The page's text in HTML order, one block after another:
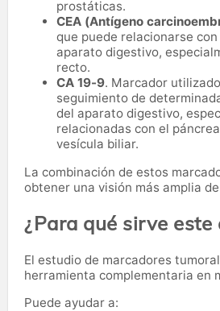
prostáticas.
CEA (Antígeno
que puede relacionarse
aparato digestivo,
recto.
CA 19-9. Marcador
seguimiento de
del aparato digestivo,
relacionadas con el
vesícula biliar.
La combinación de estos
obtener una visión más amplia
¿Para qué sirve este
El estudio de marcadores
herramienta complementaria en
Puede ayudar a: